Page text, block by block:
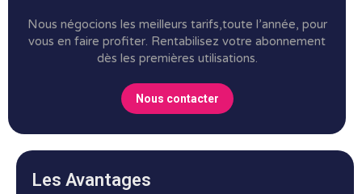
Nous négocions les meilleurs tarifs,toute l’année, pour
vous en faire profiter. Rentabilisez votre abonnement
dès les premières utilisations.
Nous contacter
Les Avantages